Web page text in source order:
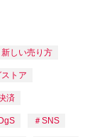
新しい売り方
ストア
済
SNS